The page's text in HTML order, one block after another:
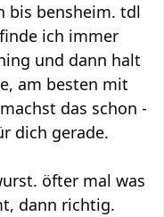
bis bensheim. tdl
ich immer
und dann halt
am besten mit
das schon -
dich gerade.
öfter mal was
dann richtig.